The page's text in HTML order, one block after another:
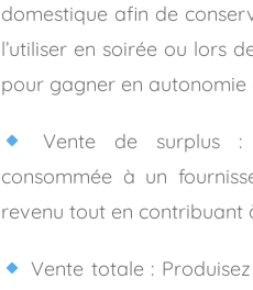
domestique afin de
l’utiliser en soirée ou lors
pour gagner en autonomie
Vente de surplus :
consommée à un
revenu tout en contribuant
Vente totale :